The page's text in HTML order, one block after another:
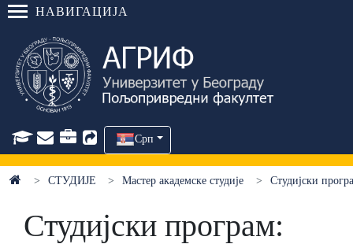
НАВИГАЦИЈА
Срп
СТУДИЈЕ Мастер академске студије Студијски
Студијски програм: